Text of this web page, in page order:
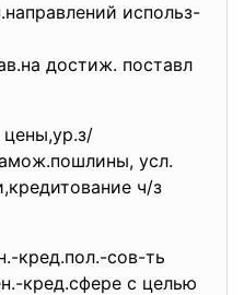
использ-
достиж. поставл
усл.
ч/з
кред.пол.-сов-ть
кред.сфере с целью